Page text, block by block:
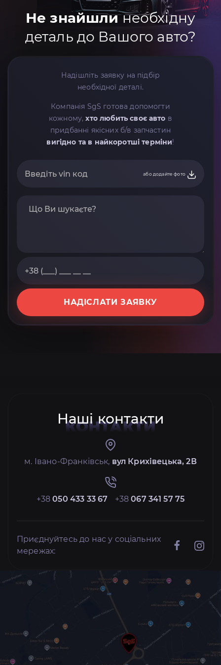
Не знайшлинеобхідну
деталь до Вашого авто?
Надішліть заявку на підбір
необхідної деталі.
Компанія SgS готова допомогти
кожному,хто любить своє авто в
придбанні якісних б/в запчастин
вигідно та в найкоротші терміни!
або додайте фото
НАДІСЛАТИ ЗАЯВКУ
Наші контакти
КОНТАКТИ
м. Івано-Франківськ, вул Крихівецька, 2В
+38050 433 33 67 +38067 341 57 75
Приєднуйтесь до нас у соціальних
мережах: